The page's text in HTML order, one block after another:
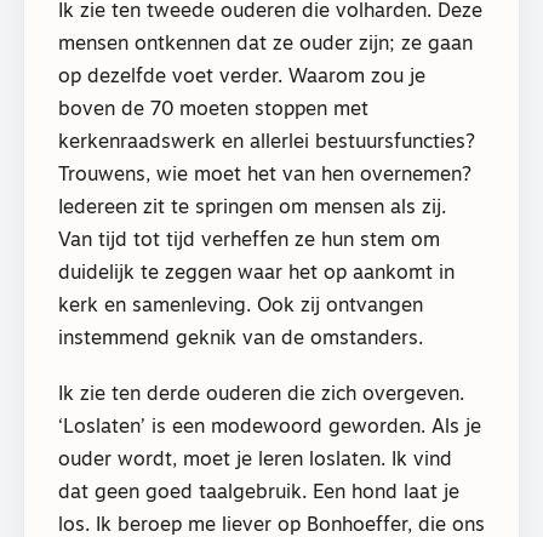
Ik zie ten tweede ouderen die volharden. Deze
mensen ontkennen dat ze ouder zijn; ze gaan
op dezelfde voet verder. Waarom zou je
boven de 70 moeten stoppen met
kerkenraadswerk en allerlei bestuursfuncties?
Trouwens, wie moet het van hen overnemen?
Iedereen zit te springen om mensen als zij.
Van tijd tot tijd verheffen ze hun stem om
duidelijk te zeggen waar het op aankomt in
kerk en samenleving. Ook zij ontvangen
instemmend geknik van de omstanders.
Ik zie ten derde ouderen die zich overgeven.
‘Loslaten’ is een modewoord geworden. Als je
ouder wordt, moet je leren loslaten. Ik vind
dat geen goed taalgebruik. Een hond laat je
los. Ik beroep me liever op Bonhoeffer, die ons